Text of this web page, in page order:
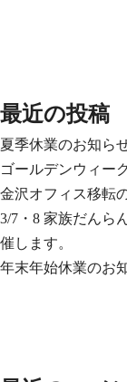
最近の投稿
夏季休業のお知ら
ゴールデンウィー
金沢オフィス移転
3/7・8 家族だんら
催します。
年末年始休業のお